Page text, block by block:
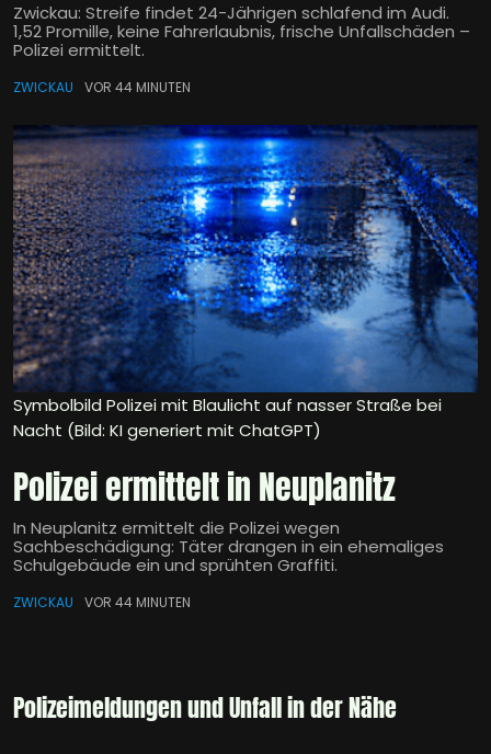
Zwickau: Streife findet 24-Jährigen schlafend im Audi.
1,52 Promille, keine Fahrerlaubnis, frische Unfallschäden –
Polizei ermittelt.
ZWICKAU VOR 44 MINUTEN
Symbolbild Polizei mit Blaulicht auf nasser Straße bei
Nacht (Bild: KI generiert mit ChatGPT)
Polizei ermittelt in Neuplanitz
In Neuplanitz ermittelt die Polizei wegen
Sachbeschädigung: Täter drangen in ein ehemaliges
Schulgebäude ein und sprühten Graffiti.
ZWICKAU VOR 44 MINUTEN
Polizeimeldungen und Unfall in der Nähe